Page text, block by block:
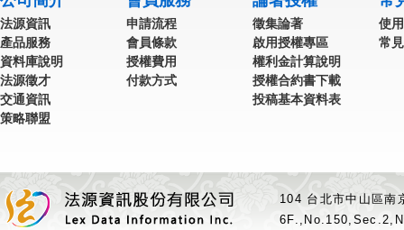
法源資訊
產品服務
資料庫說明
法源徵才
交通資訊
策略聯盟
申請流程
會員條款
授權費用
付款方式
徵集論著
啟用授權專區
權利金計算說明
授權合約書下載
投稿基本資料表
使
常
104 台北市中山區